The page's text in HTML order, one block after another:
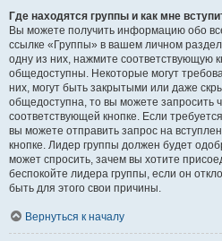
Где находятся группы и как мне
Вы можете получить информацию обо
ссылке «Группы» в вашем личном
одну из них, нажмите соответствующую
общедоступны. Некоторые могут
них, могут быть закрытыми или даже
общедоступна, то вы можете запросить
соответствующей кнопке. Если
вы можете отправить запрос на
кнопке. Лидер группы должен будет
может спросить, зачем вы хотите
беспокойте лидера группы, если он
быть для этого свои причины.
Вернуться к началу